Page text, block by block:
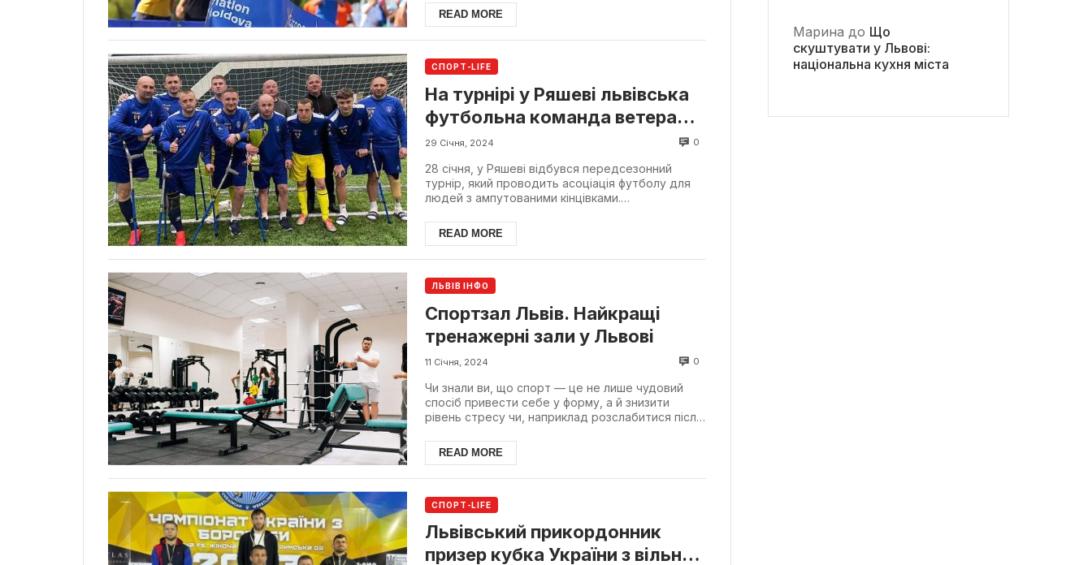
READ MORE
СПОРТ-LIFE
На турнірі у Ряшеві львівська
футбольна команда ветеранів
війни здобула срібло
29 Січня, 2024 0
28 січня, у Ряшеві відбувся передсезонний
турнір, який проводить асоціація футболу для
людей з ампутованими кінцівками.
READ MORE
ЛЬВІВ ІНФО
Спортзал Львів. Найкращі
тренажерні зали у Львові
11 Січня, 2024 0
Чи знали ви, що спорт — це не лише чудовий
спосіб привести себе у форму, а й знизити
рівень стресу чи, наприклад розслабитися після
READ MORE
СПОРТ-LIFE
Львівський прикордонник
призер кубка України з вільної
Марина до Що
скуштувати у Львові:
національна кухня міста